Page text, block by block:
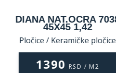
DIANA NAT.OCRA 7038
45X45 1,42
Pločice / Keramičke pločice
1390 RSD / M2